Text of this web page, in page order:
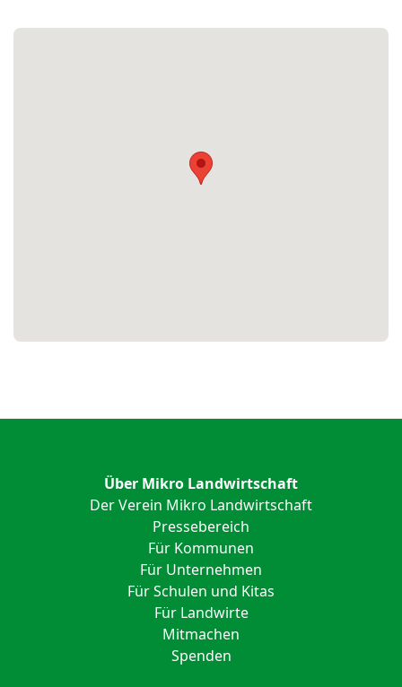
Über Mikro Landwirtschaft
Der Verein Mikro Landwirtschaft
Pressebereich
Für Kommunen
Für Unternehmen
Für Schulen und Kitas
Für Landwirte
Mitmachen
Spenden